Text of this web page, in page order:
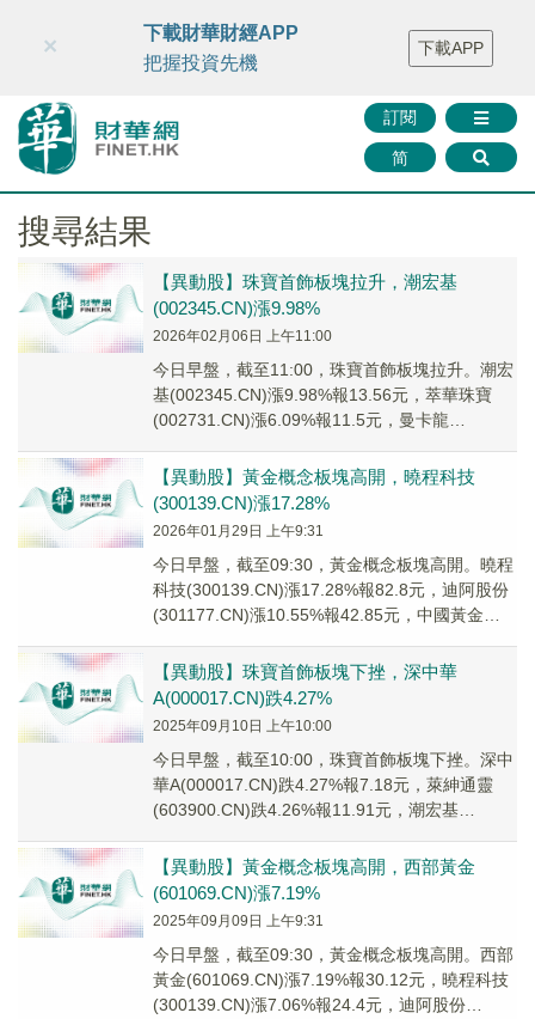
財華智庫網 FINTV FINMETA 財華證券 媒體矩陣
智庫沙龍
聯絡我們
訂閱
简
×
下載財華財經APP
把握投資先機
下載APP
搜尋結果
【異動股】珠寶首飾板塊拉升，潮宏基
(002345.CN)漲9.98%
2026年02月06日 上午11:00
今日早盤，截至11:00，珠寶首飾板塊拉升。潮宏
基(002345.CN)漲9.98%報13.56元，萃華珠寶
(002731.CN)漲6.09%報11.5元，曼卡龍
【異動股】黃金概念板塊高開，曉程科技
(300139.CN)漲17.28%
2026年01月29日 上午9:31
今日早盤，截至09:30，黃金概念板塊高開。曉程
科技(300139.CN)漲17.28%報82.8元，迪阿股份
(301177.CN)漲10.55%報42.85元，中國黃金
【異動股】珠寶首飾板塊下挫，深中華
A(000017.CN)跌4.27%
2025年09月10日 上午10:00
今日早盤，截至10:00，珠寶首飾板塊下挫。深中
華A(000017.CN)跌4.27%報7.18元，萊紳通靈
(603900.CN)跌4.26%報11.91元，潮宏基
【異動股】黃金概念板塊高開，西部黃金
(601069.CN)漲7.19%
2025年09月09日 上午9:31
今日早盤，截至09:30，黃金概念板塊高開。西部
黃金(601069.CN)漲7.19%報30.12元，曉程科技
(300139.CN)漲7.06%報24.4元，迪阿股份